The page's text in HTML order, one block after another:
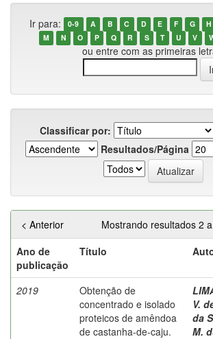
Ir para: 0-9 A B C D E F G H
M
N O P Q R S T U V
ou entre com as primeiras
Classificar por:
Resultados/Página
Mostrando resultados 2
< Anterior
Ano de
publicação
Título
2019
Obtenção de
concentrado e isolado
proteicos de amêndoa
de castanha-de-caju.
V.
da
M.